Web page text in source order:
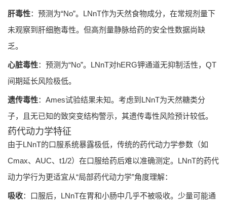
肝毒性：预测为“No”。LNnT作为天然食物成分，在常规剂量下
未观察到肝细胞毒性。但高剂量静脉给药的安全性数据尚缺
乏。
心脏毒性：预测为“No”。LNnT对hERG钾通道无抑制活性，QT
间期延长风险极低。
遗传毒性：Ames试验结果未知。考虑到LNnT为天然糖类分
子，且无已知的致突变结构警示，其遗传毒性风险预计较低。
药代动力学特征
由于LNnT的口服系统暴露极低，传统的药代动力学参数（如
Cmax、AUC、t1/2）在口服给药后难以准确测定。LNnT的药代
动力学行为更适宜从“局部药代动力学”角度理解：
吸收：口服后，LNnT在胃和小肠中几乎不被吸收。少量可能通